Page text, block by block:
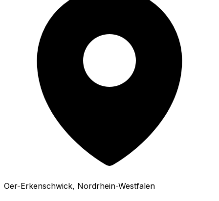
Oer-Erkenschwick, Nordrhein-Westfalen